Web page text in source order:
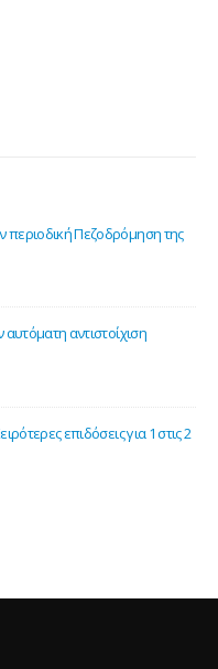
της ΕΣΕΕ με κορυφαίους
των εμπορικών
της ηλεκτρονικής
φόρου για επαγγελματίες